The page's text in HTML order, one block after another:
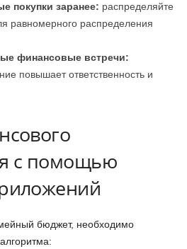
покупки заранее: распределяйте
равномерного распределения
финансовые встречи:
повышает ответственность и
с помощью
бюджет, необходимо